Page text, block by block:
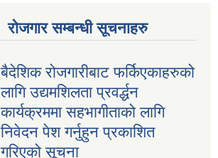
रोजगार सम्बन्धी सूचनाहरु
बैदेशिक रोजगारीबाट फर्किएकाहरुको
लागि उद्यमशिलता प्रवर्द्धन
कार्यक्रममा सहभागीताको लागि
निवेदन पेश गर्नुहुन प्रकाशित
गरिएको सूचना